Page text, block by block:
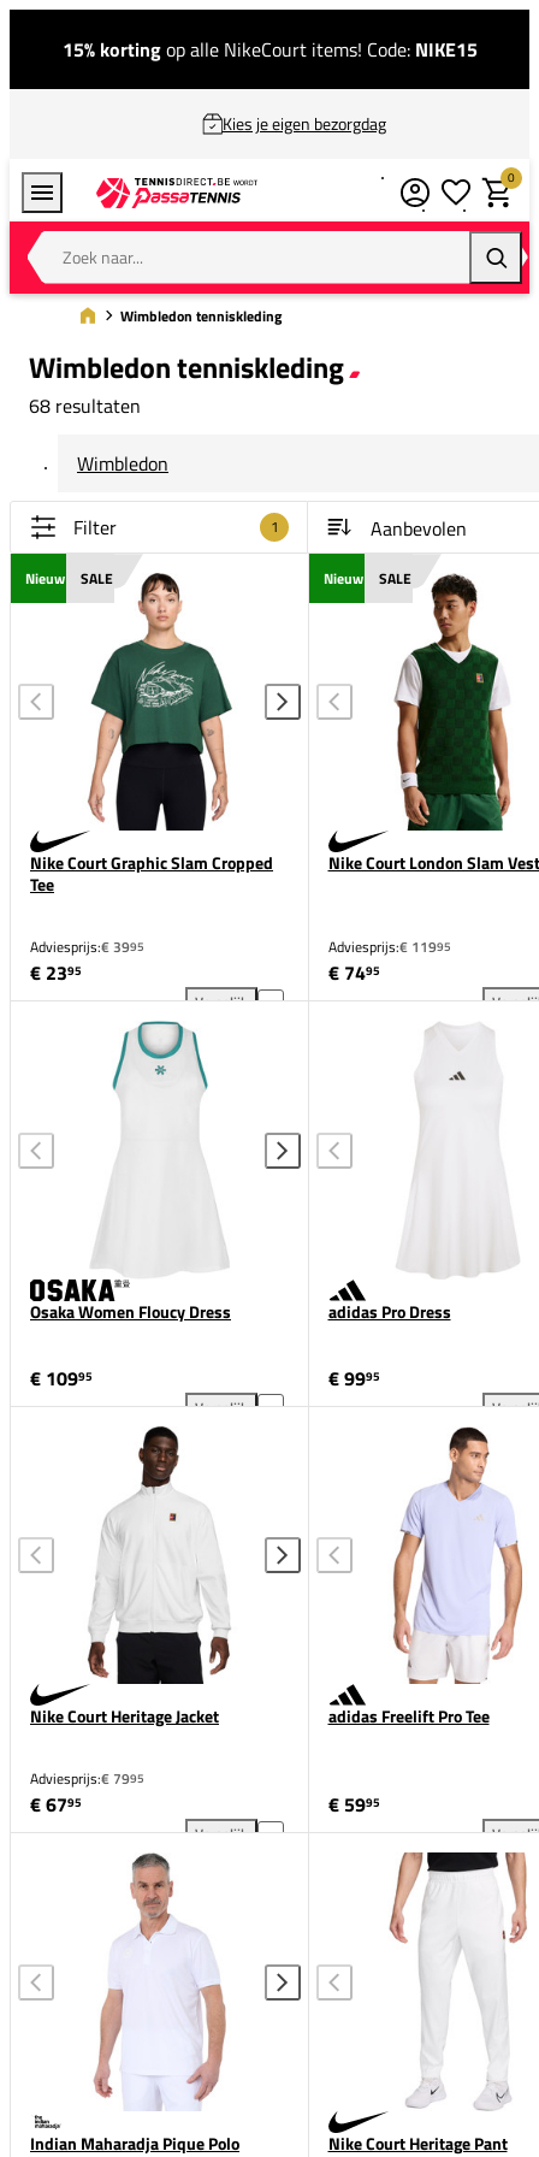
15% kortingop alle NikeCourt items! Code: NIKE15
Kies je eigen bezorgdag
Zoek naar...
0
Wimbledon tenniskleding
Wimbledon tenniskleding
68 resultaten
Wimbledon
Filter 1
Nieuw SALE
Nike Court Graphic Slam Cropped
Tee
Adviesprijs:€ 3995
€ 2395
Vergelijk
Nike Court Graphic Slam Cropped Tee toevoegen
Nieuw SALE
Nike Court London Slam Vest
Adviesprijs:€ 11995
€ 7495
Osaka Women Floucy Dress
€ 10995
Vergelijk
Osaka Women Floucy Dress toevoegen aan
adidas Pro Dress
€ 9995
Nike Court Heritage Jacket
Adviesprijs:€ 7995
€ 6795
Vergelijk
Nike Court Heritage Jacket toevoegen aan
adidas Freelift Pro Tee
€ 5995
Indian Maharadja Pique Polo Nike Court Heritage Pant